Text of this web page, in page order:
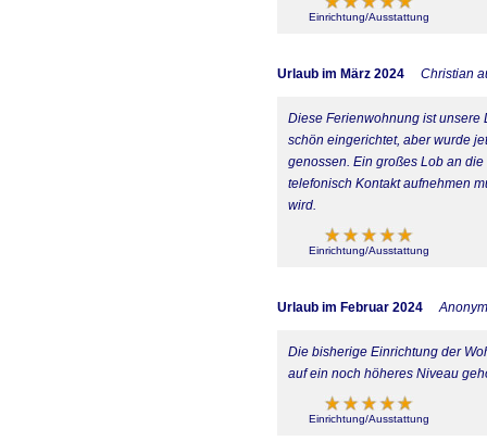
Einrichtung/Ausstattung
Urlaub im März 2024 Christian
Diese Ferienwohnung ist unsere
schön eingerichtet, aber wurde
genossen. Ein großes Lob an
telefonisch Kontakt aufnehmen
wird.
Einrichtung/Ausstattung
Urlaub im Februar 2024 Anonym
Die bisherige Einrichtung der
auf ein noch höheres Niveau
Einrichtung/Ausstattung